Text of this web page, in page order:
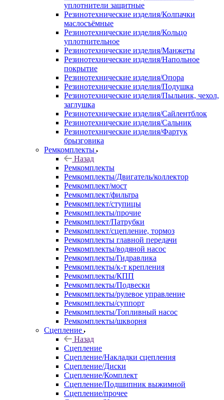
уплотнители защитные
Резинотехнические изделия/Колпачки
маслосъёмные
Резинотехнические изделия/Кольцо
уплотнительное
Резинотехнические изделия/Манжеты
Резинотехнические изделия/Напольное
покрытие
Резинотехнические изделия/Опора
Резинотехнические изделия/Подушка
Резинотехнические изделия/Пыльник, чехол,
заглушка
Резинотехнические изделия/Сайлентблок
Резинотехнические изделия/Сальник
Резинотехнические изделия/Фартук
брызговика
Ремкомплекты
Назад
Ремкомплекты
Ремкомплекты/Двигатель/коллектор
Ремкомплект/мост
Ремкомплект/фильтра
Ремкомплект/ступицы
Ремкомплекты/прочие
Ремкомплект/Патрубки
Ремкомплект/сцепление, тормоз
Ремкомплекты главной передачи
Ремкомплекты/водяной насос
Ремкомплекты/Гидравлика
Ремкомплекты/к-т крепления
Ремкомплекты/КПП
Ремкомплекты/Подвески
Ремкомплекты/рулевое управление
Ремкомплекты/суппорт
Ремкомплекты/Топливный насос
Ремкомплекты/шкворня
Сцепление
Назад
Сцепление
Сцепление/Накладки сцепления
Сцепление/Диски
Сцепление/Комплект
Сцепление/Подшипник выжимной
Сцепление/прочее